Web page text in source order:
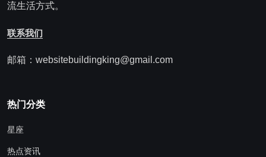
流生活方式。
联系我们
邮箱：websitebuildingking@gmail.com
热门分类
星座
热点资讯